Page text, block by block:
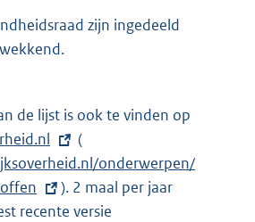
zijn ingedeeld
de lijst is ook te vinden op
t
(
x
t
e
onderwerpen/
). 2 maal per jaar
recente versie